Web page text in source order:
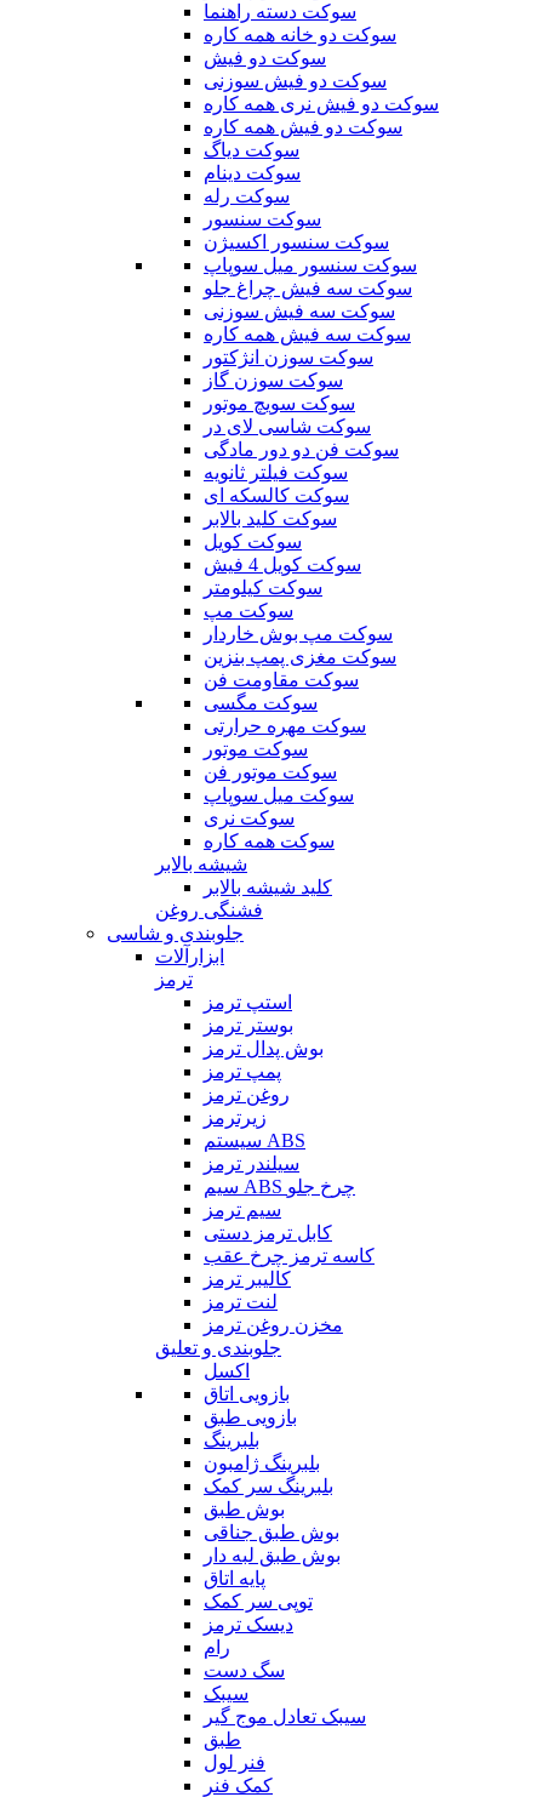
سوکت دسته راهنما
سوکت دو خانه همه کاره
سوکت دو فیش
سوکت دو فیش سوزنی
سوکت دو فیش نری همه کاره
سوکت دو فیش همه کاره
سوکت دیاگ
سوکت دینام
سوکت رله
سوکت سنسور
سوکت سنسور اکسیژن
سوکت سنسور میل سوپاپ
سوکت سه فیش چراغ جلو
سوکت سه فیش سوزنی
سوکت سه فیش همه کاره
سوکت سوزن انژکتور
سوکت سوزن گاز
سوکت سویچ موتور
سوکت شاسی لای در
سوکت فن دو دور مادگی
سوکت فیلتر ثانویه
سوکت کالسکه ای
سوکت کلید بالابر
سوکت کویل
سوکت کویل 4 فیش
سوکت کیلومتر
سوکت مپ
سوکت مپ بوش خاردار
سوکت مغزی پمپ بنزین
سوکت مقاومت فن
سوکت مگسی
سوکت مهره حرارتی
سوکت موتور
سوکت موتور فن
سوکت میل سوپاپ
سوکت نری
سوکت همه کاره
شیشه بالابر
کلید شیشه بالابر
فشنگی روغن
جلوبندی و شاسی
ابزارآلات
ترمز
استپ ترمز
بوستر ترمز
بوش پدال ترمز
پمپ ترمز
روغن ترمز
زیرترمز
سیستم ABS
سیلندر ترمز
سیم ABS چرخ جلو
سیم ترمز
کابل ترمز دستی
کاسه ترمز چرخ عقب
کالیبر ترمز
لنت ترمز
مخزن روغن ترمز
جلوبندی و تعلیق
اکسل
بازویی اتاق
بازویی طبق
بلبرینگ
بلبرینگ ژامبون
بلبرینگ سر کمک
بوش طبق
بوش طبق جناقی
بوش طبق لبه دار
پایه اتاق
توپی سر کمک
دیسک ترمز
رام
سگ دست
سیبک
سیبک تعادل موج گیر
طبق
فنر لول
کمک فنر